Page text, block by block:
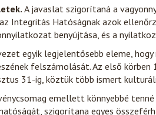
A javaslat szigorítaná a
Integritás Hatóságnak azok
benyújtása, és a
egyik legjelentősebb eleme,
felszámolását. Az első
31-ig, köztük több ismert
emellett könnyebbé
szigorítana egyes